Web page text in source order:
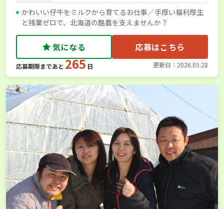
かわいい仔牛をミルクから育てるお仕事／手厚い福利厚生
と残業ゼロで、北海道の酪農を支えませんか？
気になる 応募はこちら
応募期限まであと 265 日 更新日：2026.05.28